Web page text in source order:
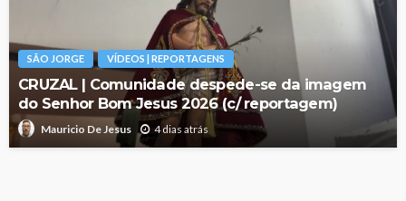
SÃO JORGE VÍDEOS | REPORTAGENS
CRUZAL | Comunidade despede-se da imagem
do Senhor Bom Jesus 2026 (c/ reportagem)
Mauricio De Jesus 4 dias atrás